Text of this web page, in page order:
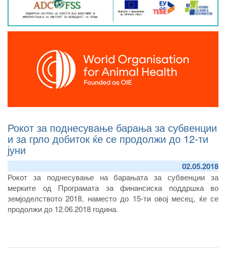
Рокот за поднесување барања за субвенции
и за грло добиток ќе се продолжи до 12-ти
јуни
02.05.2018
Рокот за поднесување на барањата за субвенции за
мерките од Програмата за финансиска поддршка во
земјоделството 2018, наместо до 15-ти овој месец, ќе се
продолжи до 12.06.2018 година.